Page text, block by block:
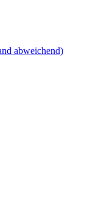
abweichend)